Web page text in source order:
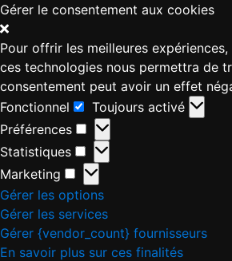
Gérer le consentement aux cookies
Pour offrir les meilleures
ces technologies nous permettra de
consentement peut avoir un effet
Fonctionnel
Toujours activé
Préférences
Statistiques
Marketing
Gérer les options
Gérer les services
Gérer {vendor_count} fournisseurs
En savoir plus sur ces finalités